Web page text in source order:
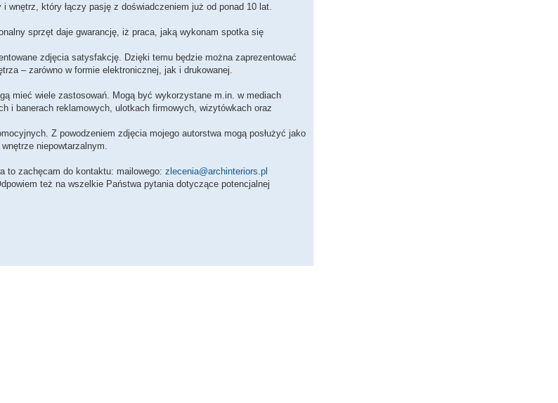
wnętrz, który łączy pasję z doświadczeniem już od ponad 10 lat.
sprzęt daje gwarancję, iż praca, jaką wykonam spotka się
zdjęcia satysfakcję. Dzięki temu będzie można zaprezentować
– zarówno w formie elektronicznej, jak i drukowanej.
mieć wiele zastosowań. Mogą być wykorzystane m.in. w mediach
i banerach reklamowych, ulotkach firmowych, wizytówkach oraz
Z powodzeniem zdjęcia mojego autorstwa mogą posłużyć jako
niepowtarzalnym.
to zachęcam do kontaktu: mailowego: zlecenia@archinteriors.pl
też na wszelkie Państwa pytania dotyczące potencjalnej